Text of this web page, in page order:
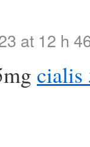
at 12 h
cialis